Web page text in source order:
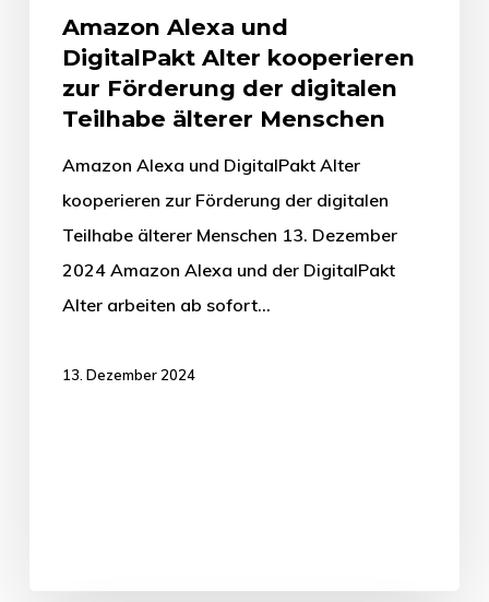
Amazon Alexa und
DigitalPakt Alter kooperieren
zur Förderung der digitalen
Teilhabe älterer Menschen
Amazon Alexa und DigitalPakt Alter
kooperieren zur Förderung der digitalen
Teilhabe älterer Menschen 13. Dezember
2024 Amazon Alexa und der DigitalPakt
Alter arbeiten ab sofort…
13. Dezember 2024